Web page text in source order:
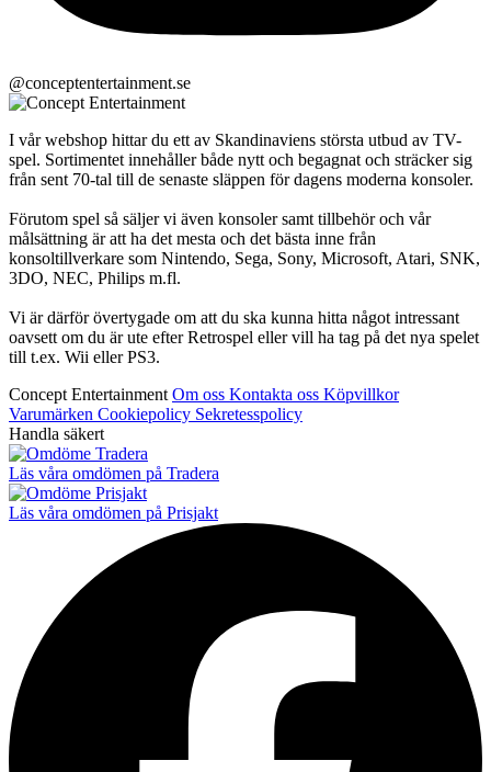
@conceptentertainment.se
I vår webshop hittar du ett av Skandinaviens största utbud av TV-
spel. Sortimentet innehåller både nytt och begagnat och sträcker sig
från sent 70-tal till de senaste släppen för dagens moderna konsoler.
Förutom spel så säljer vi även konsoler samt tillbehör och vår
målsättning är att ha det mesta och det bästa inne från
konsoltillverkare som Nintendo, Sega, Sony, Microsoft, Atari, SNK,
3DO, NEC, Philips m.fl.
Vi är därför övertygade om att du ska kunna hitta något intressant
oavsett om du är ute efter Retrospel eller vill ha tag på det nya spelet
till t.ex. Wii eller PS3.
Concept Entertainment Om oss Kontakta oss Köpvillkor
Varumärken Cookiepolicy Sekretesspolicy
Handla säkert
Läs våra omdömen på Tradera
Läs våra omdömen på Prisjakt